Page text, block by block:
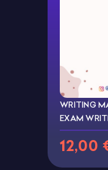
WRITING
EXAM
12,00